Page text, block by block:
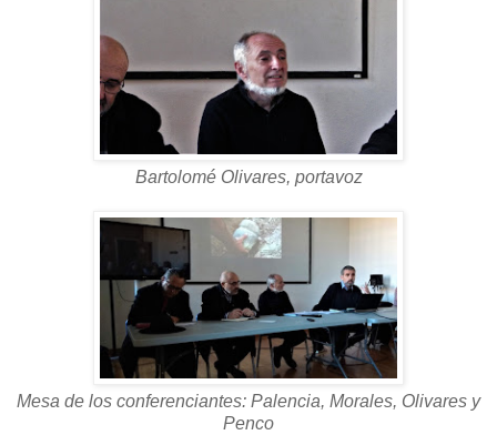
Bartolomé Olivares, portavoz
Mesa de los conferenciantes: Palencia, Morales, Olivares y
Penco